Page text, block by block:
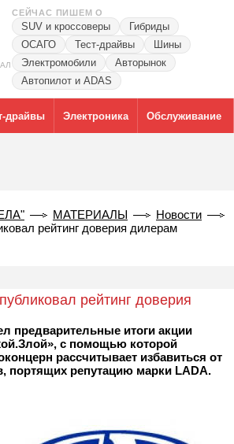
СЕЙЧАС ПИШЕМ О
SUV и кроссоверы
Гибриды
ОСАГО
Тест-драйвы
Шины
Электромобили
Авторынок
Автопилот и ADAS
драйвы Электроника Обслуживание
МАТЕРИАЛЫ
Новости
рейтинг доверия дилерам
рейтинг доверия
предварительные итоги акции
с помощью которой
рассчитывает избавиться от
портящих репутацию марки LADA.